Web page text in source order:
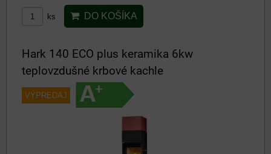
ks DO KOŠÍKA
Hark 140 ECO plus keramika 6kw
teplovzdušné krbové kachle
VÝPREDAJ